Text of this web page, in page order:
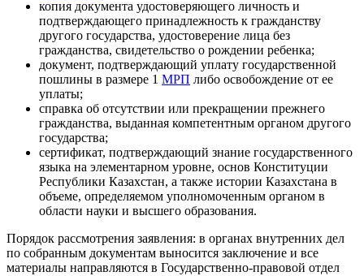
копия документа удостоверяющего личность и
подтверждающего принадлежность к гражданству
другого государства, удостоверение лица без
гражданства, свидетельство о рождении ребенка;
документ, подтверждающий уплату государственной
пошлины в размере 1 МРП либо освобождение от ее
уплаты;
справка об отсутствии или прекращении прежнего
гражданства, выданная компетентным органом другого
государства;
сертификат, подтверждающий знание государственного
языка на элементарном уровне, основ Конституции
Республики Казахстан, а также истории Казахстана в
объеме, определяемом уполномоченным органом в
области науки и высшего образования.
Порядок рассмотрения заявления: в органах внутренних дел
по собранным документам выносится заключение и все
материалы направляются в Государственно-правовой отдел